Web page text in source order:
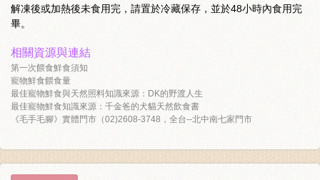
解凍後或加熱後未食用完，請置於冷藏保存，並於48小時內食用完
畢。
相關資源與連結
第一次餵食鮮食須知
寵物鮮食餵食量
最佳寵物鮮食與天然照料知識來源：DK的野渡人生
最佳寵物鮮食知識來源：千金爸的犬貓天然飲食書
《毛手毛腳》實體門市（02)2608-3748，全台--北中南七家門市